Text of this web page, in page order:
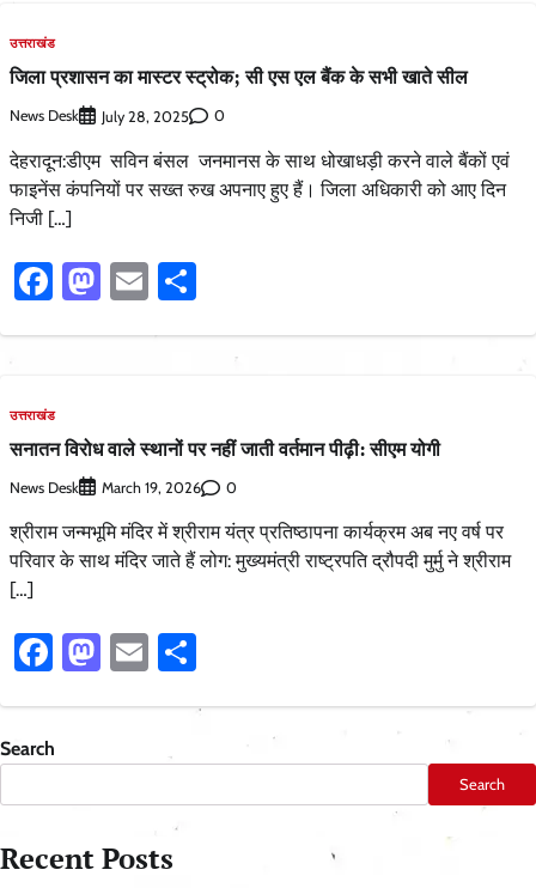
उत्तराखंड
जिला प्रशासन का मास्टर स्ट्रोक; सी एस एल बैंक के सभी खाते सील
News Desk July 28, 2025 0
देहरादून:डीएम सविन बंसल जनमानस के साथ धोखाधड़ी करने वाले बैंकों एवं
फाइनेंस कंपनियों पर सख्त रुख अपनाए हुए हैं। जिला अधिकारी को आए दिन
निजी […]
Facebook
Mastodon
Email
उत्तराखंड
सनातन विरोध वाले स्थानों पर नहीं जाती वर्तमान पीढ़ी: सीएम योगी
News Desk March 19, 2026 0
श्रीराम जन्मभूमि मंदिर में श्रीराम यंत्र प्रतिष्ठापना कार्यक्रम अब नए वर्ष पर
परिवार के साथ मंदिर जाते हैं लोग: मुख्यमंत्री राष्ट्रपति द्रौपदी मुर्मु ने श्रीराम
[…]
Facebook
Mastodon
Email
Search
Search
Recent Posts